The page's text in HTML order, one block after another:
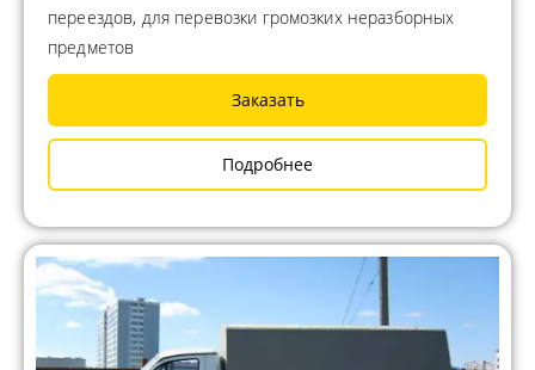
переездов, для перевозки громозких неразборных
предметов
Заказать
Подробнее